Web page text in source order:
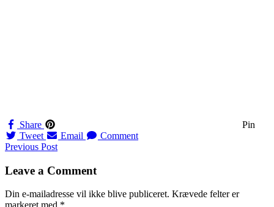
Share
Pin
Tweet
Email Comment
Navigation
til
Previous Post
Leave a Comment
Din e-mailadresse vil ikke blive publiceret. Krævede felter er